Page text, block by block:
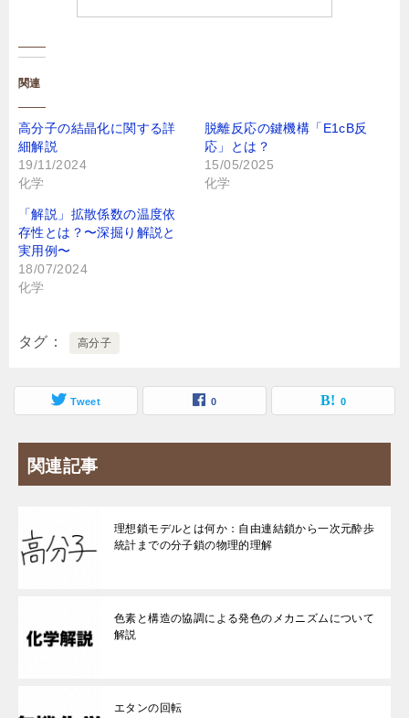
関連
高分子の結晶化に関する詳
細解説
19/11/2024
化学
脱離反応の鍵機構「E1cB反
応」とは？
15/05/2025
化学
「解説」拡散係数の温度依
存性とは？〜深掘り解説と
実用例〜
18/07/2024
化学
タグ 高分子
Tweet 0 0
関連記事
理想鎖モデルとは何か：自由連結鎖から一次元酔歩
統計までの分子鎖の物理的理解
色素と構造の協調による発色のメカニズムについて
解説
エタンの回転